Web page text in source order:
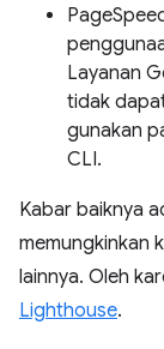
Layanan
tidak
gunakan
CLI.
Kabar baiknya
memungkinkan
lainnya. Oleh
Lighthouse.